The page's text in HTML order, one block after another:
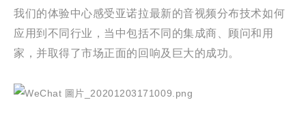
我们的体验中心感受亚诺拉最新的音视频分布技术如何
应用到不同行业，当中包括不同的集成商、顾问和用
家，并取得了市场正面的回响及巨大的成功。